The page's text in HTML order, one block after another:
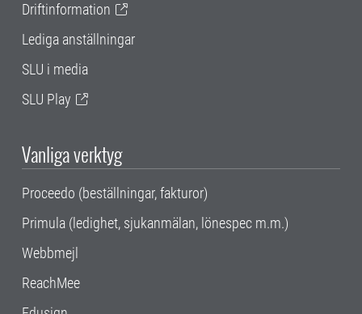
Driftinformation
Lediga anställningar
SLU i media
SLU Play
Vanliga verktyg
Proceedo (beställningar, fakturor)
Primula (ledighet, sjukanmälan, lönespec m.m.)
Webbmejl
ReachMee